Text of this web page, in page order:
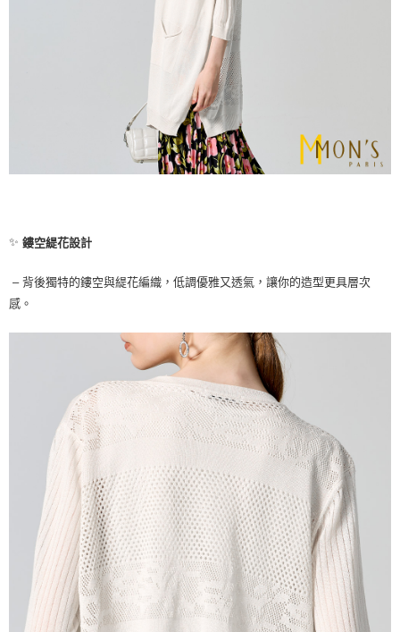
✨ 鏤空緹花設計
– 背後獨特的鏤空與緹花編織，低調優雅又透氣，讓你的造型更具層次
感。